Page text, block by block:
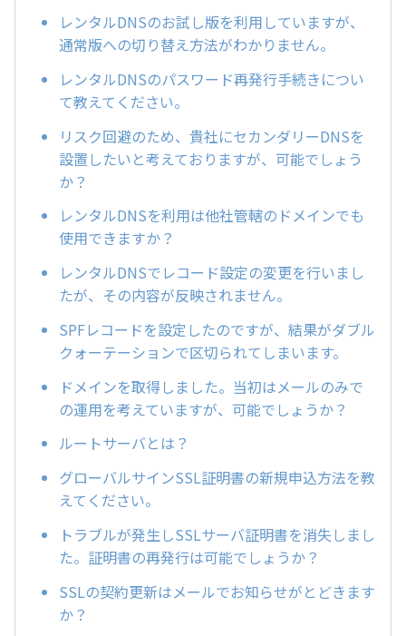
レンタルDNSのお試し版を利用していますが、
通常版への切り替え方法がわかりません。
レンタルDNSのパスワード再発行手続きについ
て教えてください。
リスク回避のため、貴社にセカンダリーDNSを
設置したいと考えておりますが、可能でしょう
か？
レンタルDNSを利用は他社管轄のドメインでも
使用できますか？
レンタルDNSでレコード設定の変更を行いまし
たが、その内容が反映されません。
SPFレコードを設定したのですが、結果がダブル
クォーテーションで区切られてしまいます。
ドメインを取得しました。当初はメールのみで
の運用を考えていますが、可能でしょうか？
ルートサーバとは？
グローバルサインSSL証明書の新規申込方法を教
えてください。
トラブルが発生しSSLサーバ証明書を消失しまし
た。証明書の再発行は可能でしょうか？
SSLの契約更新はメールでお知らせがとどきます
か？